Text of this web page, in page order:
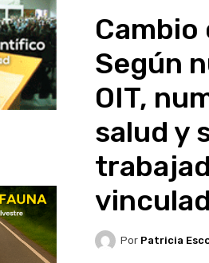
Cambio
Según
OIT,
salud y
Por Patricia